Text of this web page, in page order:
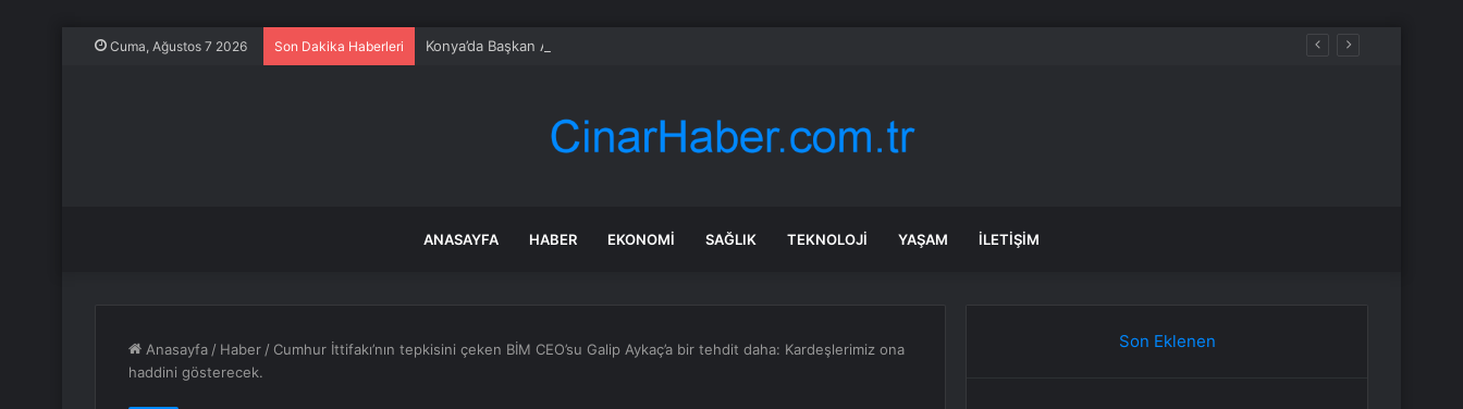
Cuma, Ağustos 7 2026 Son Dakika Haberleri Konya’da Başkan Altay öğrencilerin heyecanına ortak oldu
ANASAYFA HABER EKONOMI SAĞLIK TEKNOLOJI YAŞAM İLETIŞIM
Anasayfa / Haber / Cumhur İttifakı’nın tepkisini çeken BİM CEO’su Galip Aykaç’a bir tehdit daha: Kardeşlerimiz ona
haddini gösterecek.
Son Eklenen